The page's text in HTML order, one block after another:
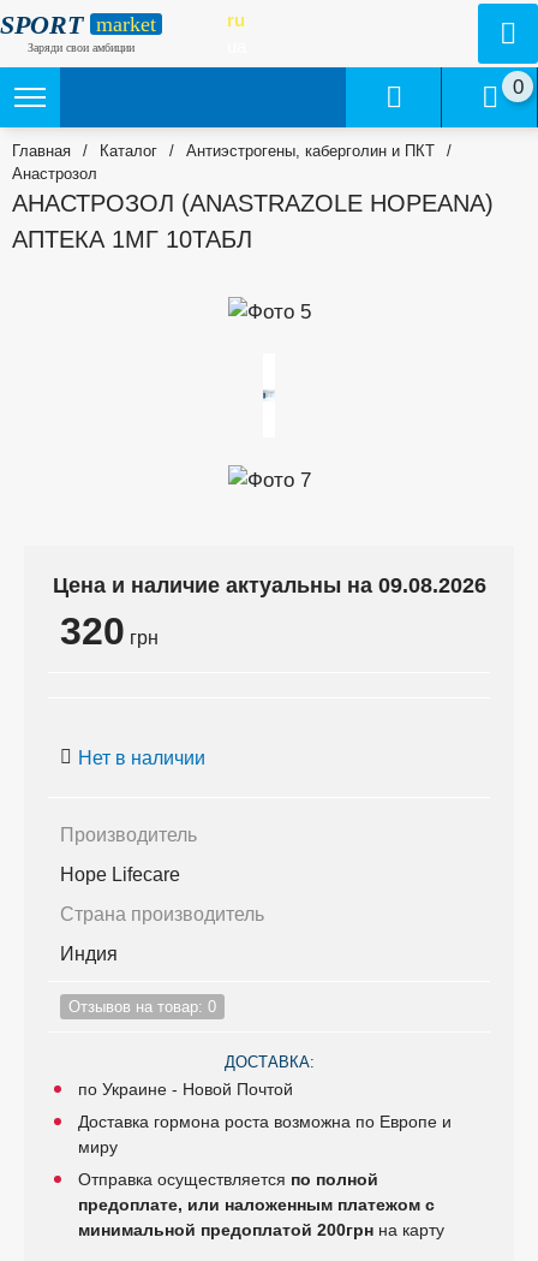
SPORT market
Заряди свои амбиции
ru
0
Главная / Каталог / Антиэстрогены, каберголин и ПКТ
/
Анастрозол
АНАСТРОЗОЛ (ANASTRAZOLE HOPEANA)
АПТЕКА 1МГ 10ТАБЛ
Цена и наличие актуальны на 09.08.2026
320 грн
Нет в наличии
Производитель
Hope Lifecare
Страна производитель
Индия
Отзывов на товар: 0
ДОСТАВКА:
по Украине - Новой Почтой
Доставка гормона роста возможна по Европе и
миру
Отправка осуществляется по полной
предоплате, или наложенным платежом с
минимальной предоплатой 200грн на карту